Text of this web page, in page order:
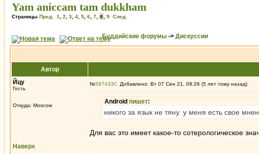
Yam aniccam tam dukkham
Страницы Пред. 1 2 3 4 5 6 7 8 9 След.
Буддийские форумы -> Дискуссии
Автор
Йцу
Гость
Откуда: Moscow
№587433 Добавлено: Вт 07 Сен 21, 09:26 (5 лет тому назад)
Android пишет:
никого за язык не тяну. у меня есть свое
Для вас это имеет какое-то сотерологическое
Наверх